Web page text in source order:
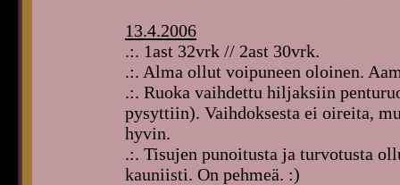
13.4.2006
.:. 1ast 32vrk // 2ast 30vrk.
.:. Alma ollut voipuneen oloinen.
.:. Ruoka vaihdettu hiljaksiin
pysyttiin). Vaihdoksesta ei oireita,
hyvin.
.:. Tisujen punoitusta ja turvotusta
kauniisti. On pehmeä. :)